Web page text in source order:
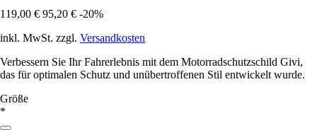
119,00 € 95,20 € -20%
inkl. MwSt. zzgl. Versandkosten
Verbessern Sie Ihr Fahrerlebnis mit dem Motorradschutzschild Givi,
das für optimalen Schutz und unübertroffenen Stil entwickelt wurde.
Größe
*